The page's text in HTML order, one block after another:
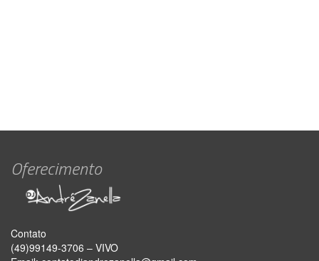
Oferecimento
Contato
(49)99149-3706 – VIVO